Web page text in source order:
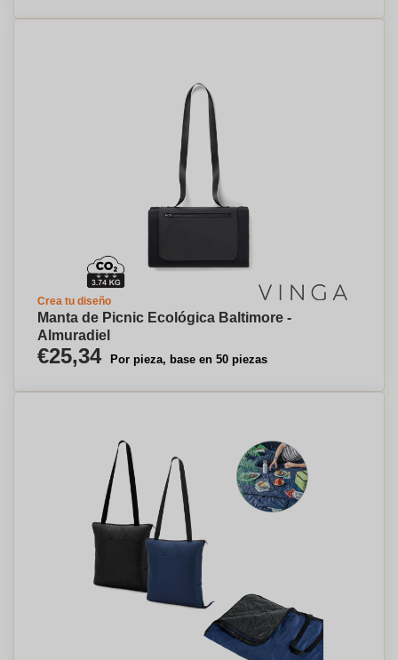
Crea tu diseño
Manta de Picnic Ecológica Baltimore -
Almuradiel
€25,34 Por pieza, base en 50 piezas